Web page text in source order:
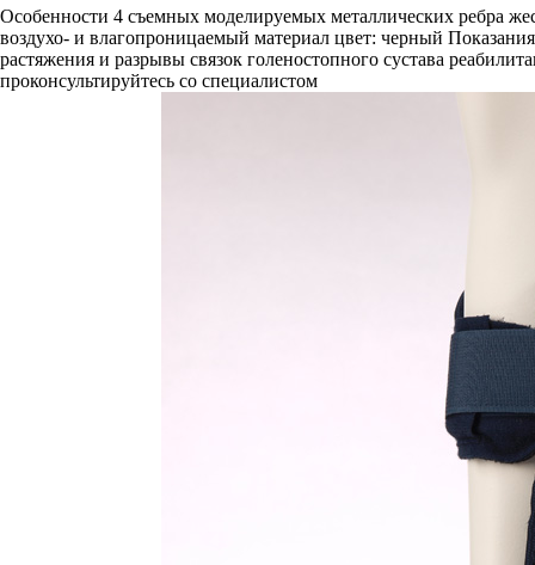
Особенности 4 съемных моделируемых металлических ребра
воздухо- и влагопроницаемый материал цвет: черный
растяжения и разрывы связок голеностопного сустава
проконсультируйтесь со специалистом